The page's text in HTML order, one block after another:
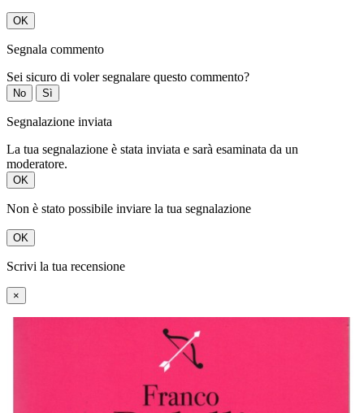
OK
Segnala commento
Sei sicuro di voler segnalare questo commento?
No Sì
Segnalazione inviata
La tua segnalazione è stata inviata e sarà esaminata da un
moderatore.
OK
Non è stato possibile inviare la tua segnalazione
OK
Scrivi la tua recensione
×